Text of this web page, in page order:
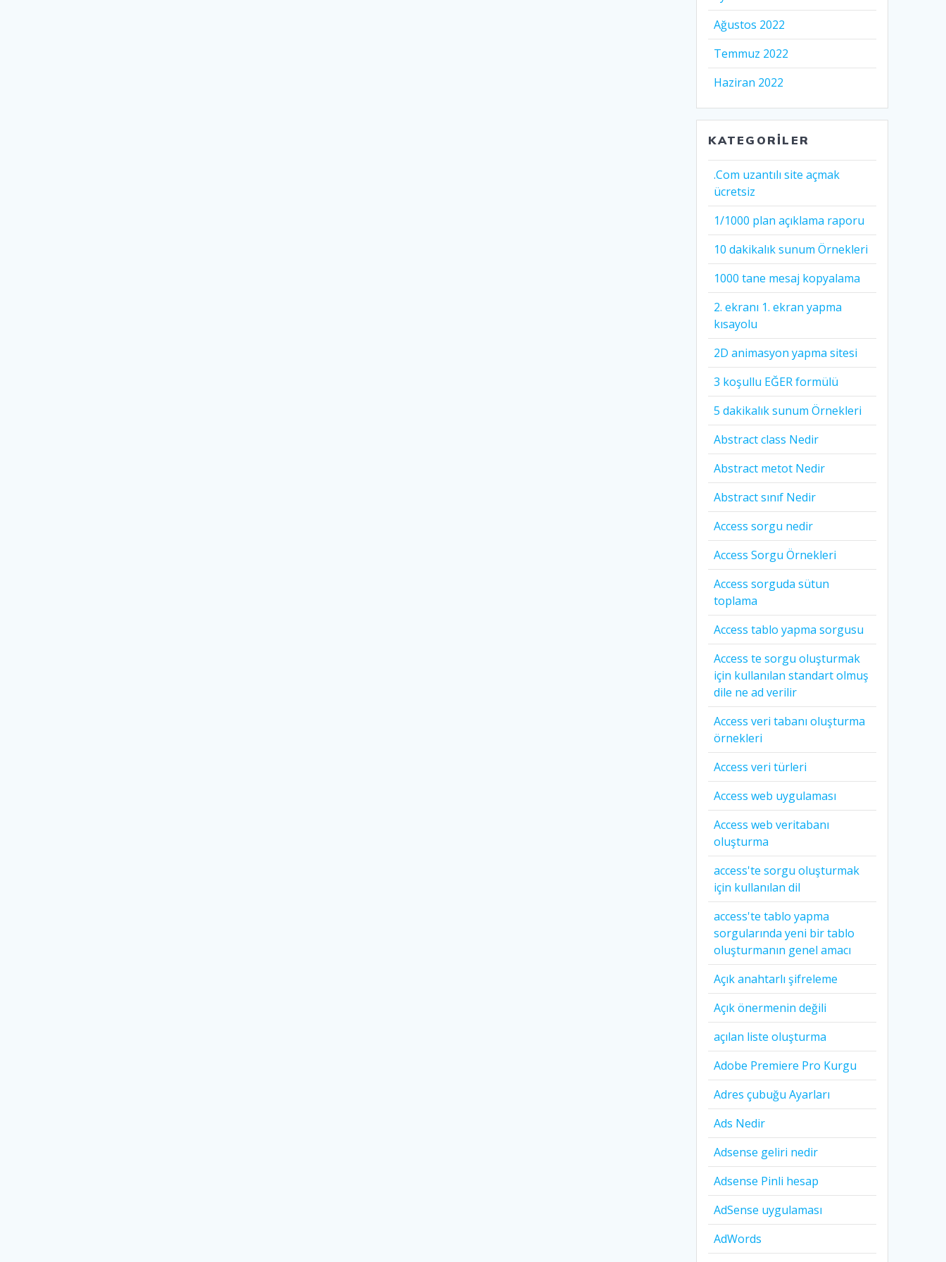
Ağustos 2022
Temmuz 2022
Haziran 2022
KATEGORILER
.Com uzantılı site açmak
ücretsiz
1/1000 plan açıklama raporu
10 dakikalık sunum Örnekleri
1000 tane mesaj kopyalama
2. ekranı 1. ekran yapma
kısayolu
2D animasyon yapma sitesi
3 koşullu EĞER formülü
5 dakikalık sunum Örnekleri
Abstract class Nedir
Abstract metot Nedir
Abstract sınıf Nedir
Access sorgu nedir
Access Sorgu Örnekleri
Access sorguda sütun
toplama
Access tablo yapma sorgusu
Access te sorgu oluşturmak
için kullanılan standart olmuş
dile ne ad verilir
Access veri tabanı oluşturma
örnekleri
Access veri türleri
Access web uygulaması
Access web veritabanı
oluşturma
access'te sorgu oluşturmak
için kullanılan dil
access'te tablo yapma
sorgularında yeni bir tablo
oluşturmanın genel amacı
Açık anahtarlı şifreleme
Açık önermenin değili
açılan liste oluşturma
Adobe Premiere Pro Kurgu
Adres çubuğu Ayarları
Ads Nedir
Adsense geliri nedir
Adsense Pinli hesap
AdSense uygulaması
AdWords